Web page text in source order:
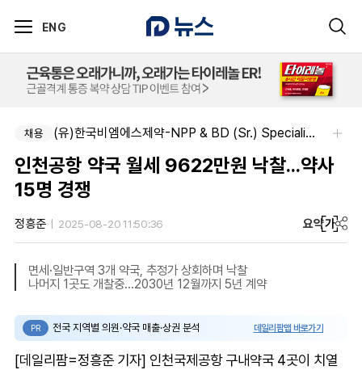
ENG
채용 (유)한국비엠에스제약-NPP & BD (Sr.) Specialist, CSE&BD (Fixed)
인천공항 약국 월세 9622만원 낙찰...약사
15명 경쟁
정흥준 2025-08-20 11:50:36 요약가
면세·일반구역 3개 약국, 추정가 상회하며 낙찰
나머지 1곳도 개찰중...2030년 12월까지 5년 계약
PR 전국 지역별 의원·약국 매출·상권 분석 데일리팜맵 바로가기
[데일리팜=정흥준 기자] 인천국제공항 구내약국 4곳이 치열